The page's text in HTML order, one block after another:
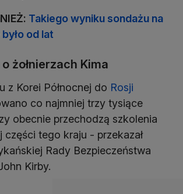
Takiego wyniku sondażu na
od lat
o żołnierzach Kima
z Korei Północnej do Rosji
co najmniej trzy tysiące
obecnie przechodzą szkolenia
części tego kraju - przekazał
Rady Bezpieczeństwa
Kirby.